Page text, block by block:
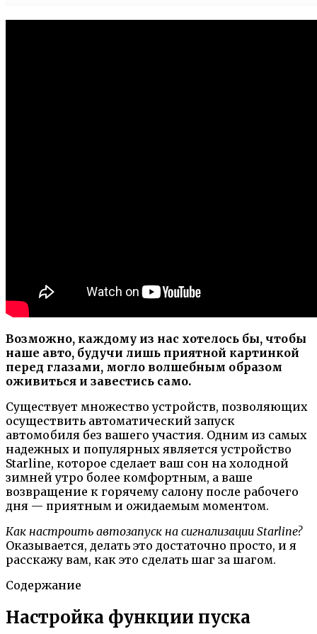
Возможно, каждому из нас хотелось бы, чтобы
наше авто, будучи лишь приятной картинкой
перед глазами, могло волшебным образом
оживиться и завестись само.
Существует множество устройств, позволяющих
осуществить автоматический запуск
автомобиля без вашего участия. Одним из самых
надежных и популярных является устройство
Starline, которое сделает ваш сон на холодной
зимней утро более комфортным, а ваше
возвращение к горячему салону после рабочего
дня — приятным и ожидаемым моментом.
Как настроить автозапуск на сигнализации Starline?
Оказывается, делать это достаточно просто, и я
расскажу вам, как это сделать шаг за шагом.
Содержание
Настройка функции пуска